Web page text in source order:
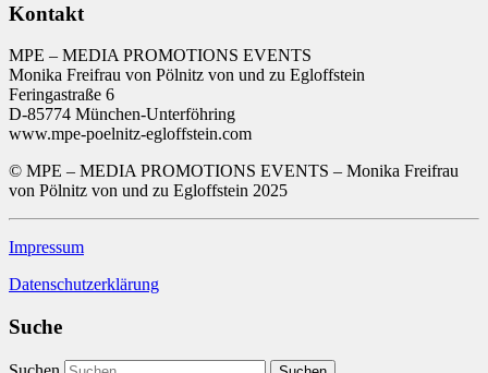
Kontakt
MPE – MEDIA PROMOTIONS EVENTS
Monika Freifrau von Pölnitz von und zu Egloffstein
Feringastraße 6
D-85774 München-Unterföhring
www.mpe-poelnitz-egloffstein.com
© MPE – MEDIA PROMOTIONS EVENTS – Monika Freifrau
von Pölnitz von und zu Egloffstein 2025
Impressum
Datenschutzerklärung
Suche